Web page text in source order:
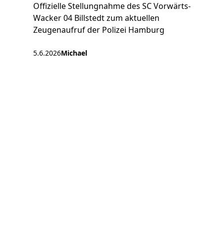
Offizielle Stellungnahme des SC Vorwärts-
Wacker 04 Billstedt zum aktuellen
Zeugenaufruf der Polizei Hamburg
5.6.2026Michael